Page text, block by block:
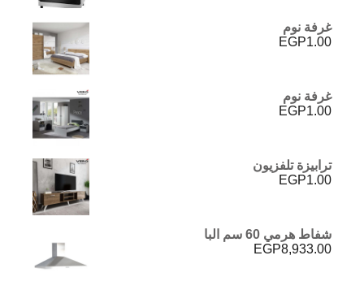
غرفة نوم
EGP1.00
غرفة نوم
EGP1.00
ترابيزة تلفزيون
EGP1.00
شفاط هرمي 60 سم البا
EGP8,933.00